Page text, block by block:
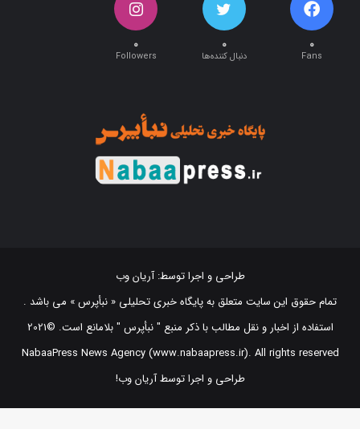
۰
Fans
۰
دنبال کننده‌ها
۰
Followers
طراحی و اجرا توسط:آریان وب
تمام حقوق این سایت متعلق به پایگاه خبری تحلیلی « نبأپرس » می باشد .
استفاده از اخبار و نقل مطالب با ذکر منبع "‌ نبأپرس " بلامانع است. ©2021
NabaaPress News Agency (www.nabaapress.ir). All rights reserved
طراحی و اجرا توسط آریان وب!